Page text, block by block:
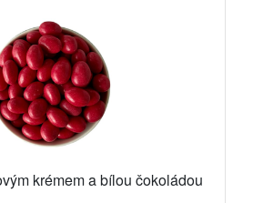
krémem a bílou čokoládou